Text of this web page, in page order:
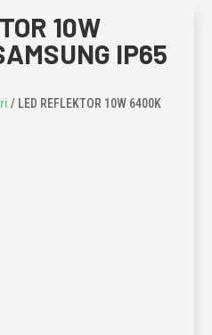
10W
IP65
/ LED REFLEKTOR 10W 6400K